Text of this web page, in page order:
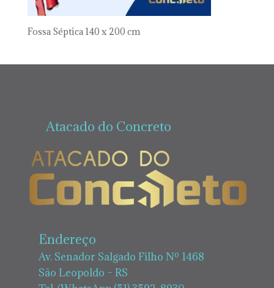
Fossa Séptica 140 x 200 cm
Atacado do Concreto
Endereço
Av. Senador Salgado Filho Nº 1468
São Leopoldo – RS